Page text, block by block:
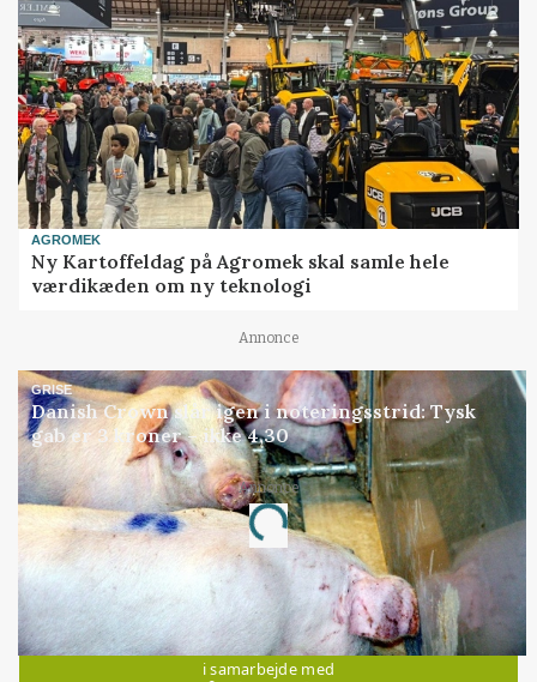
AGROMEK
Ny Kartoffeldag på Agromek skal samle hele
værdikæden om ny teknologi
Annonce
GRISE
Danish Crown slår igen i noteringsstrid: Tysk
gab er 3 kroner – ikke 4,30
Annonce
Loading...
Jobs
i samarbejde med